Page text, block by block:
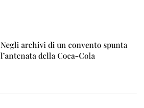
Negli archivi di un convento spunta
l’antenata della Coca-Cola